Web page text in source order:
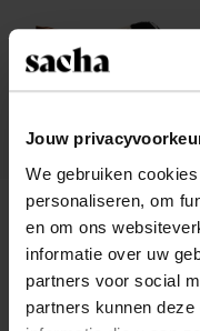
Jouw
We gebruiken
personaliseren, om
en om ons
informatie over uw
partners voor social
partners kunnen
Mules à talon en cuir avec
imprimé vache
94.98
47.50